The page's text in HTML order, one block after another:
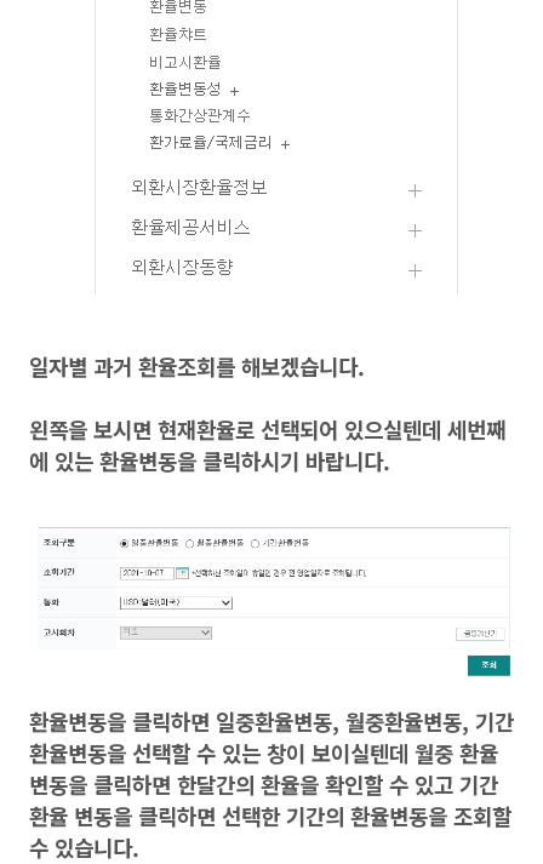
일자별 과거 환율조회를 해보겠습니다.
왼쪽을 보시면 현재환율로 선택되어 있으실텐데 세번째
에 있는 환율변동을 클릭하시기 바랍니다.
환율변동을 클릭하면 일중환율변동, 월중환율변동, 기간
환율변동을 선택할 수 있는 창이 보이실텐데 월중 환율
변동을 클릭하면 한달간의 환율을 확인할 수 있고 기간
환율 변동을 클릭하면 선택한 기간의 환율변동을 조회할
수 있습니다.